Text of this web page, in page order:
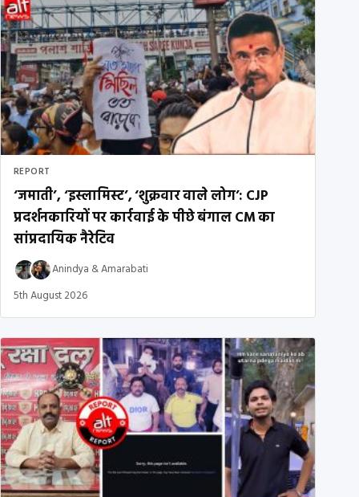
REPORT
‘जमाती’, ‘इस्लामिस्ट’, ‘शुक्रवार वाले लोग’: CJP
प्रदर्शनकारियों पर कार्रवाई के पीछे बंगाल CM का
सांप्रदायिक नैरेटिव
Anindya &Amarabati
5th August 2026